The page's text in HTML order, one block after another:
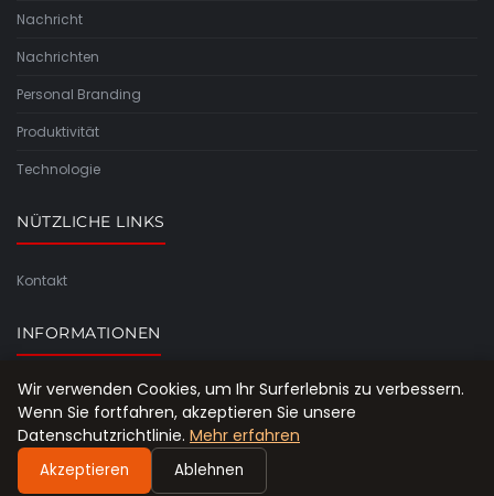
Nachricht
Nachrichten
Personal Branding
Produktivität
Technologie
NÜTZLICHE LINKS
Kontakt
INFORMATIONEN
Seitenübersicht
© 2026 Raeterepublik. Alle Rechte vorbehalten.
Wir verwenden Cookies, um Ihr Surferlebnis zu verbessern.
Wenn Sie fortfahren, akzeptieren Sie unsere
Datenschutzrichtlinie. Mehr erfahren
Akzeptieren Ablehnen